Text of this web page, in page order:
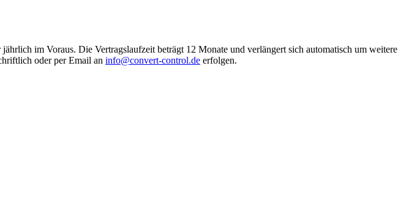
im Voraus. Die Vertragslaufzeit beträgt 12 Monate und verlängert sich automatisch um weitere
oder per Email an info@convert-control.de erfolgen.